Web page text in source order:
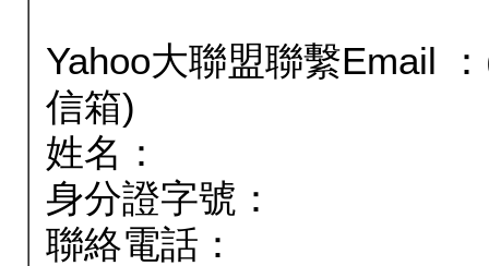
Yahoo大聯盟聯繫Email
信箱)
姓名：
身分證字號：
聯絡電話：